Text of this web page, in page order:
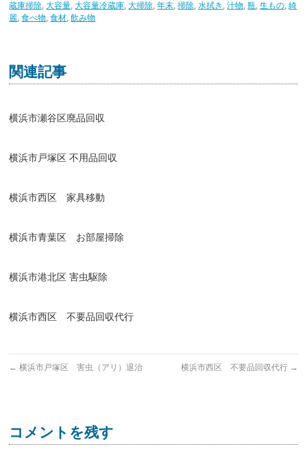
蔵庫掃除,大容量,大容量冷蔵庫,大掃除,年末,掃除,水拭き ,汁物,瓶,生もの,綺
麗,食べ物,食材,飲み物
関連記事
横浜市瀬谷区廃品回収
横浜市戸塚区 不用品回収
横浜市西区 家具移動
横浜市青葉区 お部屋掃除
横浜市港北区 害虫駆除
横浜市西区 不要品回収代行
← 横浜市戸塚区 害虫（アリ）退治 横浜市西区 不要品回収代行 →
コメントを残す